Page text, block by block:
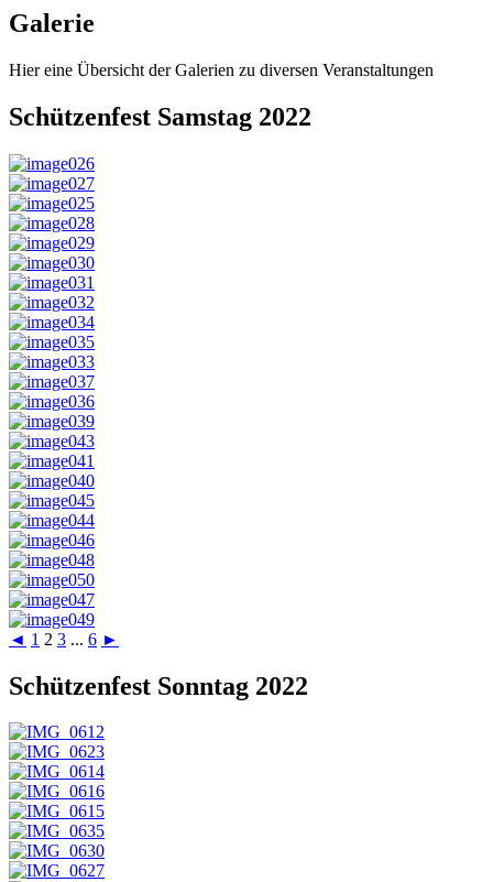
Galerie
Hier eine Übersicht der Galerien zu diversen Veranstaltungen
Schützenfest Samstag 2022
◄ 1 2 3 ... 6 ►
Schützenfest Sonntag 2022